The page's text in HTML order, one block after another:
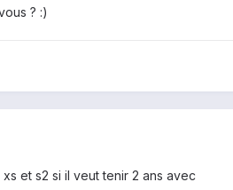
? :)
et s2 si il veut tenir 2 ans avec